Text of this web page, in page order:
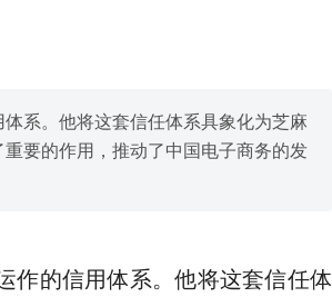
系。他将这套信任体系具象化为芝麻
要的作用，推动了中国电子商务的发
作的信用体系。他将这套信任体